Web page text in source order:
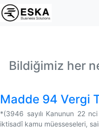
Bildiğimiz her
Madde 94 Vergi
*(3946 sayılı Kanunun 22
iktisadî kamu müesseseleri,